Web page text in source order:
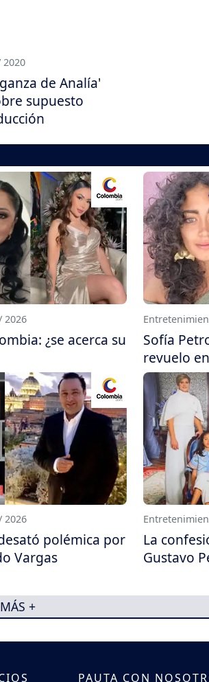
2020
de Analía'
supuesto
2026
¿se acerca su
Sofía
revuelo
2026
polémica por
Vargas
La
Gustavo
+
PAUTA CON